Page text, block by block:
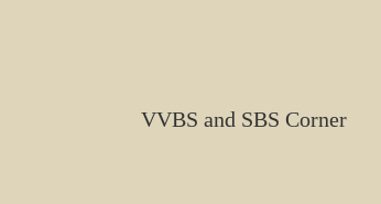
VVBS and SBS Corner